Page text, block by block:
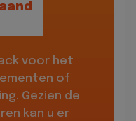
voor het
of
Gezien de
kan u er